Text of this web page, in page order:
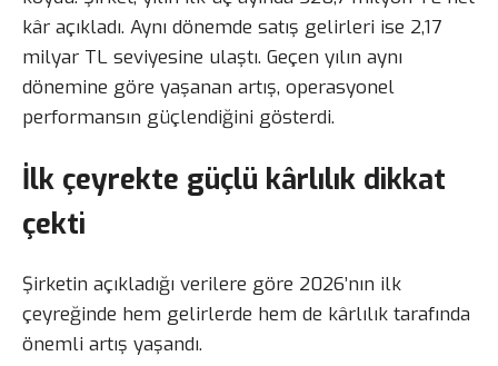
kâr açıkladı. Aynı dönemde satış gelirleri ise 2,17
milyar TL seviyesine ulaştı. Geçen yılın aynı
dönemine göre yaşanan artış, operasyonel
performansın güçlendiğini gösterdi.
İlk çeyrekte güçlü kârlılık dikkat
çekti
Şirketin açıkladığı verilere göre 2026’nın ilk
çeyreğinde hem gelirlerde hem de kârlılık tarafında
önemli artış yaşandı.